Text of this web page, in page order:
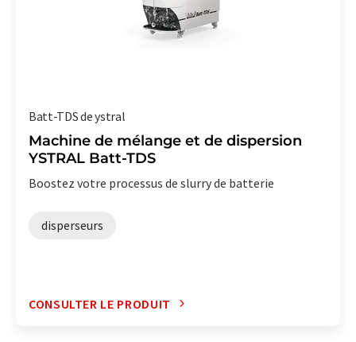
Batt-TDS de ystral
Machine de mélange et de dispersion
YSTRAL Batt-TDS
Boostez votre processus de slurry de batterie
disperseurs
CONSULTER LE PRODUIT